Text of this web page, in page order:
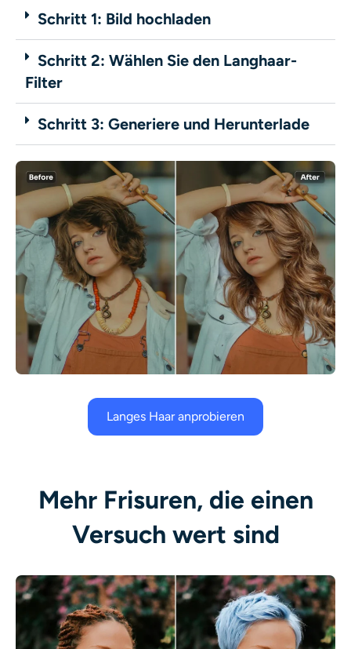
Schritt 1: Bild hochladen
Schritt 2: Wählen Sie den Langhaar-
Filter
Schritt 3: Generiere und Herunterlade
Langes Haar anprobieren
Mehr Frisuren, die einen
Versuch wert sind